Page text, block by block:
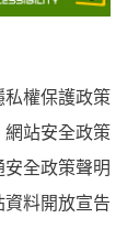
私權保護政策
網站安全政策
安全政策聲明
資料開放宣告